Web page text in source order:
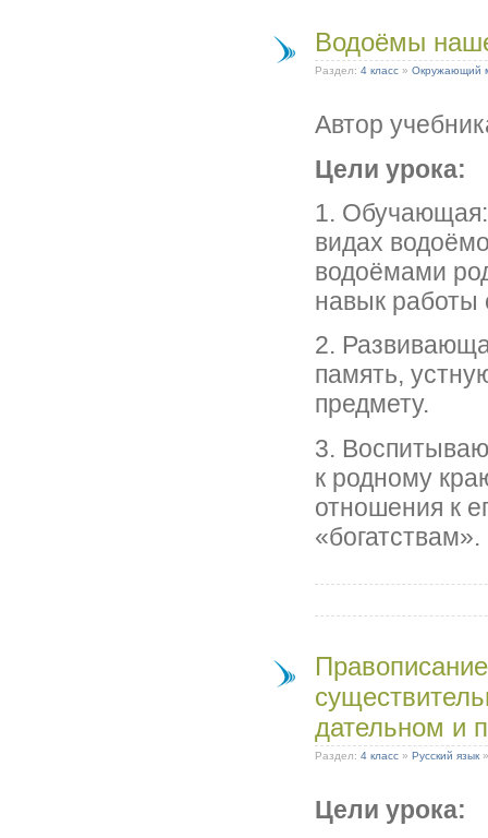
Водоёмы
Раздел: 4 класс » Окружающий
Автор
Цели урока:
1.
видах
водоёмами
навык работы
2.
память,
предмету.
3.
к родному
отношения к
«богатствам».
дательном и
Раздел: 4 класс » Русский язык
Цели урока: